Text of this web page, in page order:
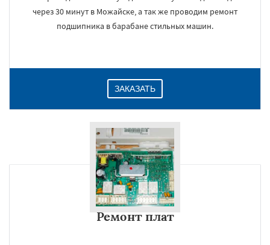
через 30 минут в Можайске, а так же проводим ремонт
подшипника в барабане стильных машин.
ЗАКАЗАТЬ
Ремонт плат